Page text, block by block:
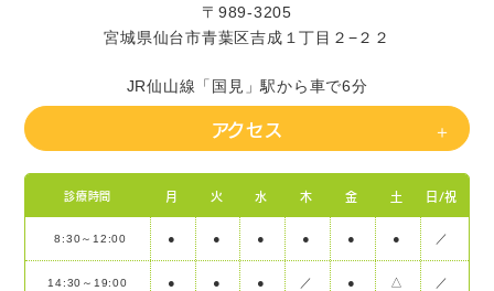
〒989-3205
宮城県仙台市青葉区吉成１丁目２−２２
JR仙山線「国見」駅から車で6分
アクセス
診療時間 月 火 水 木 金 土 日/祝
8:30～12:00 ● ● ● ● ● ● ／
14:30～19:00 ● ● ● ／ ● △ ／